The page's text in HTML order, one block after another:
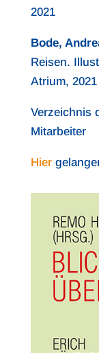
2021
Bode,
Reisen.
Atrium, 2021
Verzeichnis
Mitarbeiter
Hier